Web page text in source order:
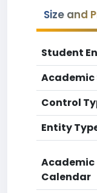
Size and
Student
Control
Entity
Academic
Calendar